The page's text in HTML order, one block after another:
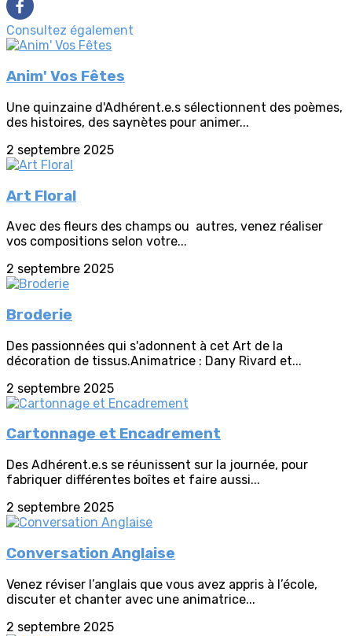
Consultez également
Anim' Vos Fêtes
Une quinzaine d'Adhérent.e.s sélectionnent des poèmes,
des histoires, des saynètes pour animer...
2 septembre 2025
Art Floral
Avec des fleurs des champs ou autres, venez réaliser
vos compositions selon votre...
2 septembre 2025
Broderie
Des passionnées qui s'adonnent à cet Art de la
décoration de tissus.Animatrice : Dany Rivard et...
2 septembre 2025
Cartonnage et Encadrement
Des Adhérent.e.s se réunissent sur la journée, pour
fabriquer différentes boîtes et faire aussi...
2 septembre 2025
Conversation Anglaise
Venez réviser l’anglais que vous avez appris à l’école,
discuter et chanter avec une animatrice...
2 septembre 2025